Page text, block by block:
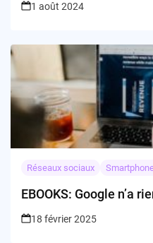
1 août 2024
Réseaux sociaux
EBOOKS: Google n’a
18 février 2025